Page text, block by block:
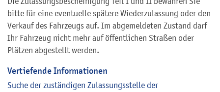
bitte für eine eventuelle spätere Wiederzulassung oder den
Verkauf des Fahrzeugs auf. Im abgemeldeten Zustand darf
Ihr Fahrzeug nicht mehr auf öffentlichen Straßen oder
Plätzen abgestellt werden.
Vertiefende Informationen
Suche der zuständigen Zulassungsstelle der